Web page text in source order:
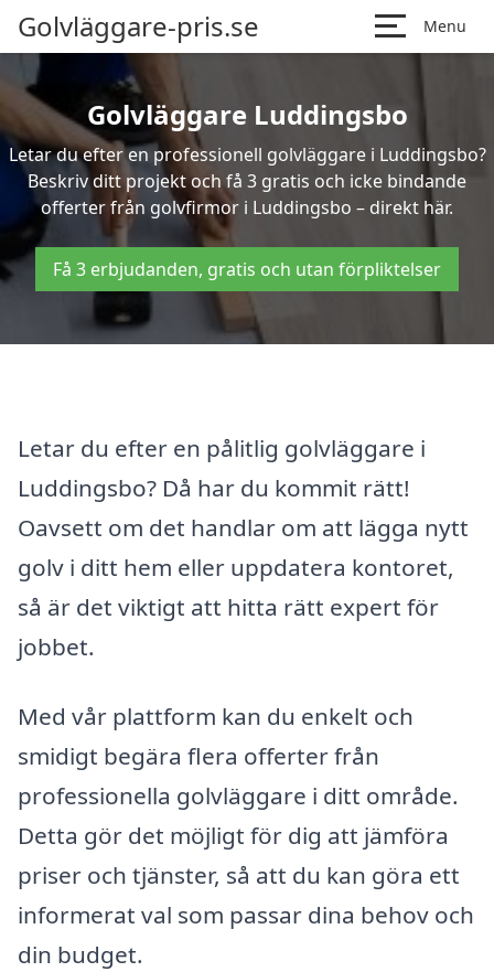
Golvläggare-pris.se Menu
Golvläggare Luddingsbo
Letar du efter en professionell golvläggare i Luddingsbo?
Beskriv ditt projekt och få 3 gratis och icke bindande
offerter från golvfirmor i Luddingsbo – direkt här.
Få 3 erbjudanden, gratis och utan förpliktelser
Letar du efter en pålitlig golvläggare i
Luddingsbo? Då har du kommit rätt!
Oavsett om det handlar om att lägga nytt
golv i ditt hem eller uppdatera kontoret,
så är det viktigt att hitta rätt expert för
jobbet.
Med vår plattform kan du enkelt och
smidigt begära flera offerter från
professionella golvläggare i ditt område.
Detta gör det möjligt för dig att jämföra
priser och tjänster, så att du kan göra ett
informerat val som passar dina behov och
din budget.